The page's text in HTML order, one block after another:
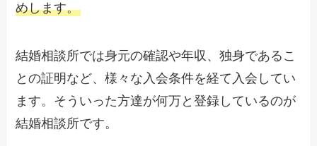
めします。
結婚相談所では身元の確認や年収、独身であるこ
との証明など、様々な入会条件を経て入会してい
ます。そういった方達が何万と登録しているのが
結婚相談所です。